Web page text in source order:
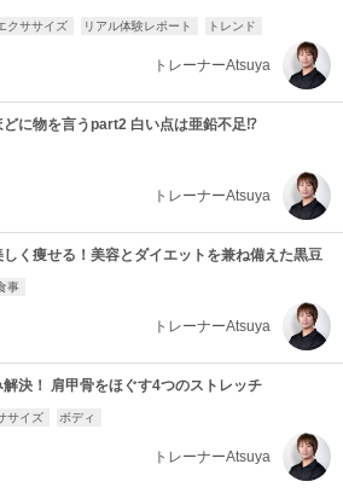
クササイズ リアル体験レポート トレンド
トレーナーAtsuya
どに物を言うpart2 白い点は亜鉛不足⁉
トレーナーAtsuya
しく痩せる！美容とダイエットを兼ね備えた黒豆
事
トレーナーAtsuya
決！ 肩甲骨をほぐす4つのストレッチ
サイズ ボディ
トレーナーAtsuya